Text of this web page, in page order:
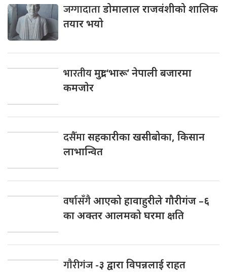
जग्गादाताडोमालाल राजवंशीको शालिक
तयार भयो
भारतीयमुद्रा ‘भारू’ नेपाली बजारमा
कमजाेर
दसैँमासहकारीका खसीबोका, किसान
लाभान्वित
वर्षासँगैआएको हावाहुरीले गौरीगंज –६
का अक्तर आलमको घरमा क्षति
गाैरीगंज -३ द्वारा विपन्नलाई राहत